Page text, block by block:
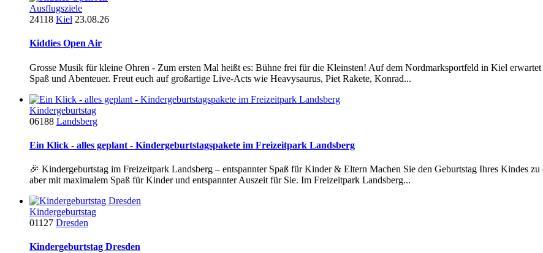
Ausflugsziele
24118 Kiel 23.08.26
Kiddies Open Air
Grosse Musik für kleine Ohren - Zum ersten Mal heißt es: Bühne frei für die Kleinsten! Auf dem Nordmarksportfeld in Kiel
Spaß und Abenteuer. Freut euch auf großartige Live-Acts wie Heavysaurus, Piet Rakete, Konrad...
Kindergeburtstag
06188 Landsberg
Ein Klick - alles geplant - Kindergeburtstagspakete im Freizeitpark Landsberg
🎉 Kindergeburtstag im Freizeitpark Landsberg – entspannter Spaß für Kinder & Eltern Machen Sie den Geburtstag Ihres Kindes
aber mit maximalem Spaß für Kinder und entspannter Auszeit für Sie. Im Freizeitpark Landsberg...
Kindergeburtstag
01127 Dresden
Kindergeburtstag Dresden